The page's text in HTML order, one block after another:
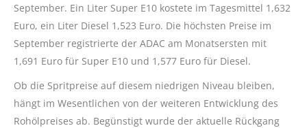
September. Ein Liter Super E10 kostete im Tagesmittel 1,632
Euro, ein Liter Diesel 1,523 Euro. Die höchsten Preise im
September registrierte der ADAC am Monatsersten mit
1,691 Euro für Super E10 und 1,577 Euro für Diesel.
Ob die Spritpreise auf diesem niedrigen Niveau bleiben,
hängt im Wesentlichen von der weiteren Entwicklung des
Rohölpreises ab. Begünstigt wurde der aktuelle Rückgang